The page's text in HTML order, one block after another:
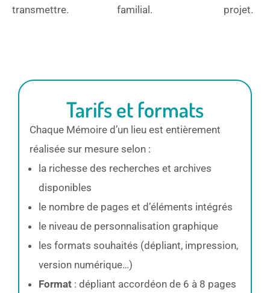
transmettre.
familial.
projet.
Tarifs et formats
Chaque Mémoire d’un lieu est entièrement
réalisée sur mesure selon :
la richesse des recherches et archives
disponibles
le nombre de pages et d’éléments intégrés
le niveau de personnalisation graphique
les formats souhaités (dépliant, impression,
version numérique…)
Format : dépliant accordéon de 6 à 8 pages